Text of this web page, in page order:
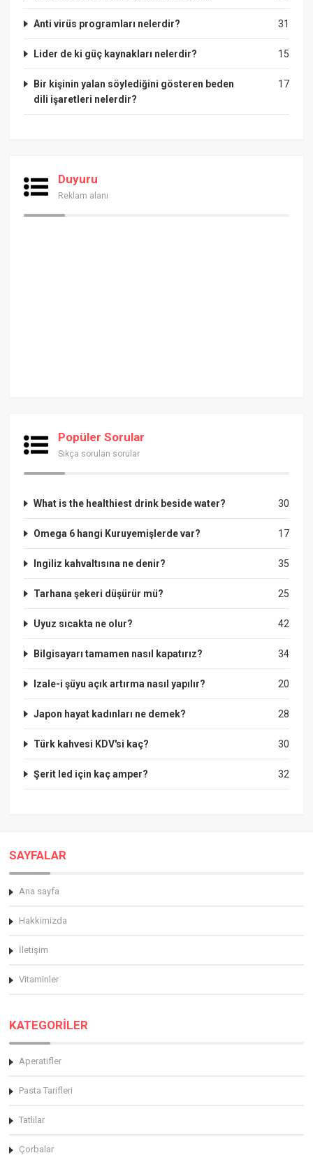
31
Anti virüs programları nelerdir?
15
Lider de ki güç kaynakları nelerdir?
17
Bir kişinin yalan söylediğini gösteren beden
dili işaretleri nelerdir?
Duyuru
Reklam alanı
Popüler Sorular
Sıkça sorulan sorular
30
What is the healthiest drink beside water?
17
Omega 6 hangi Kuruyemişlerde var?
35
Ingiliz kahvaltısına ne denir?
25
Tarhana şekeri düşürür mü?
42
Uyuz sıcakta ne olur?
34
Bilgisayarı tamamen nasıl kapatırız?
20
Izale-i şüyu açık artırma nasıl yapılır?
28
Japon hayat kadınları ne demek?
30
Türk kahvesi KDV'si kaç?
32
Şerit led için kaç amper?
SAYFALAR
Ana sayfa
Hakkimizda
İletişim
Vitaminler
KATEGORİLER
Aperatifler
Pasta Tarifleri
Tatlılar
Çorbalar